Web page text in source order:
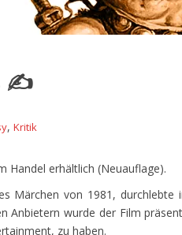
✍
, Kritik
Handel erhältlich (Neuauflage).
Märchen von 1981, durchlebte
Anbietern wurde der Film
zu haben.